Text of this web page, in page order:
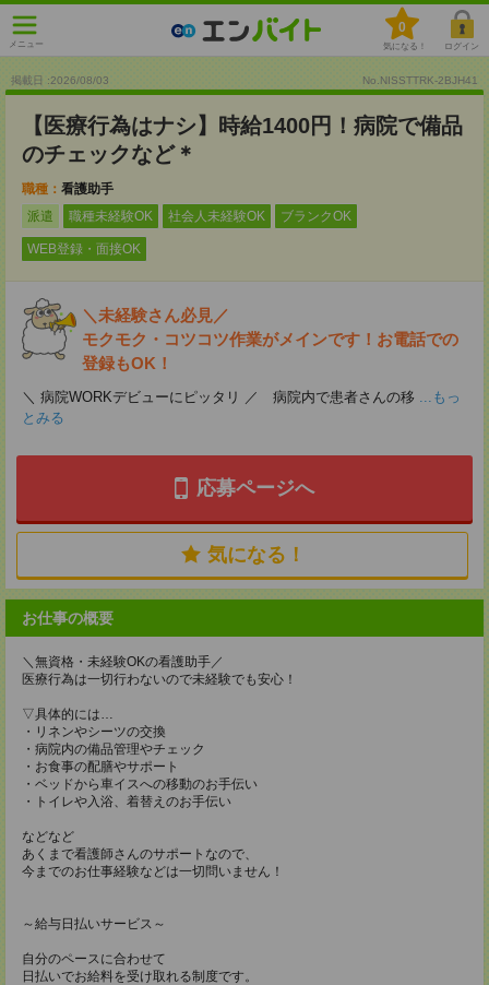
メニュー
0
気になる！ ログイン
掲載日 :2026/08/03 No.NISSTTRK-2BJH41
【医療行為はナシ】時給1400円！病院で備品
のチェックなど＊
職種： 看護助手
派遣
職種未経験OK 社会人未経験OK ブランクOK
WEB登録・面接OK
＼未経験さん必見／
モクモク・コツコツ作業がメインです！お電話での
登録もOK！
＼ 病院WORKデビューにピッタリ ／ 病院内で患者さんの移 ...もっ
とみる
応募ページへ
気になる！
お仕事の概要
＼無資格・未経験OKの看護助手／
医療行為は一切行わないので未経験でも安心！
▽具体的には…
・リネンやシーツの交換
・病院内の備品管理やチェック
・お食事の配膳やサポート
・ベッドから車イスへの移動のお手伝い
・トイレや入浴、着替えのお手伝い
などなど
あくまで看護師さんのサポートなので、
今までのお仕事経験などは一切問いません！
～給与日払いサービス～
自分のペースに合わせて
日払いでお給料を受け取れる制度です。